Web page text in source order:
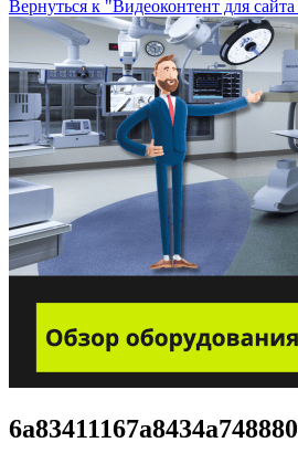
Вернуться к "Видеоконтент для